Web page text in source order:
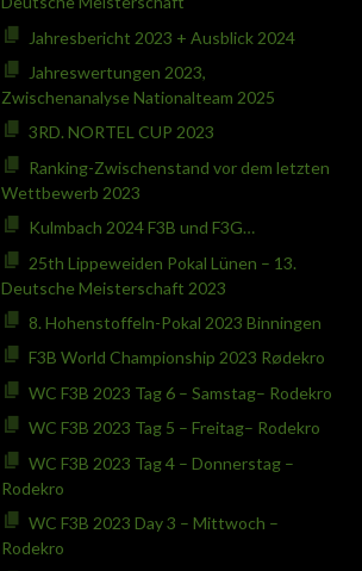
Jahresbericht 2023 + Ausblick 2024
Jahreswertungen 2023,
Zwischenanalyse Nationalteam 2025
3RD. NORTEL CUP 2023
Ranking-Zwischenstand vor dem letzten
Wettbewerb 2023
Kulmbach 2024 F3B und F3G…
25th Lippeweiden Pokal Lünen – 13.
Deutsche Meisterschaft 2023
8. Hohenstoffeln-Pokal 2023 Binningen
F3B World Championship 2023 Rødekro
WC F3B 2023 Tag 6 – Samstag– Rodekro
WC F3B 2023 Tag 5 – Freitag– Rodekro
WC F3B 2023 Tag 4 – Donnerstag –
Rodekro
WC F3B 2023 Day 3 – Mittwoch –
Rodekro